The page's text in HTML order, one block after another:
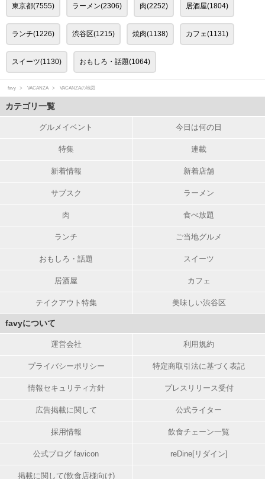
東京都(7555) ラーメン(2306) 肉(2252) 居酒屋(1804)
ランチ(1226) 渋谷区(1215) 焼肉(1138) カフェ(1131)
スイーツ(1130) おもしろ・話題(1064)
favy VACANZA VACANZAの地図
カテゴリ一覧
グルメイベント 今日は何の日
特集 連載
新着情報 新着店舗
サブスク ラーメン
肉 食べ放題
ランチ ご当地グルメ
おもしろ・話題 スイーツ
居酒屋 カフェ
テイクアウト特集 美味しい渋谷区
favyについて
運営会社 利用規約
プライバシーポリシー 特定商取引法に基づく表記
情報セキュリティ方針 プレスリリース受付
広告掲載に関して 公式ライター
採用情報 飲食チェーン一覧
公式ブログ favicon reDine[リダイン]
掲載に関して(飲食店様向け)